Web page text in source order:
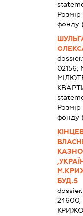
Розмір
фонду
02156,
Розмір
фонду
БУД.5